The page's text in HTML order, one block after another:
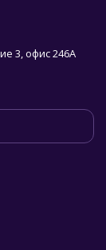
3, офис 246А